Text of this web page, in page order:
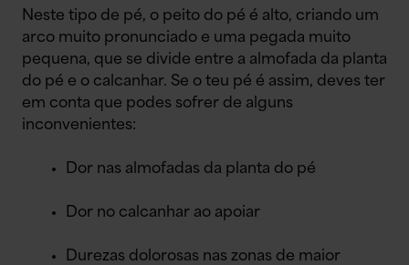
Neste tipo de pé, o peito do pé é alto, criando um
arco muito pronunciado e uma pegada muito
pequena, que se divide entre a almofada da planta
do pé e o calcanhar. Se o teu pé é assim, deves ter
em conta que podes sofrer de alguns
inconvenientes:
Dor nas almofadas da planta do pé
Dor no calcanhar ao apoiar
Durezas dolorosas nas zonas de maior